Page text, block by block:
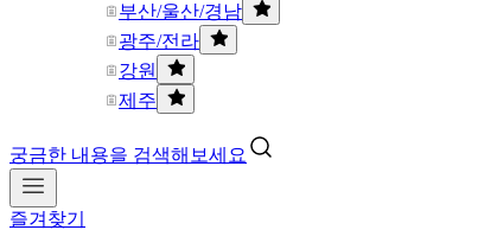
부산/울산/경남
광주/전라
강원
제주
궁금한 내용을 검색해보세요
즐겨찾기